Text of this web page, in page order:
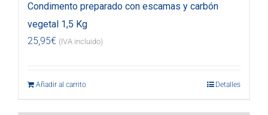
Condimento preparado con escamas y carbón
vegetal 1,5 Kg
25,95€ (IVA incluido)
Añadir al carrito Detalles